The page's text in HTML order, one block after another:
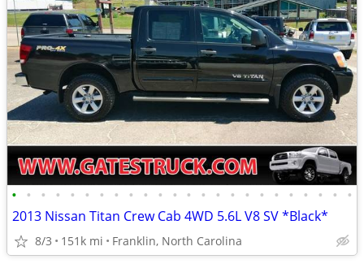
• • • • • • • • • • • • • • • • • • • • • • • •
2013 Nissan Titan Crew Cab 4WD 5.6L V8 SV *Black*
8/3 151k mi Franklin, North Carolina